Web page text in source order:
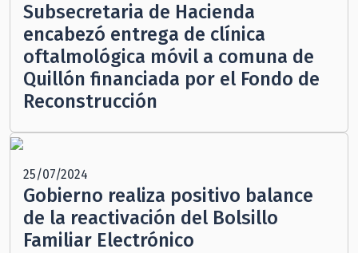
Subsecretaria de Hacienda
encabezó entrega de clínica
oftalmológica móvil a comuna de
Quillón financiada por el Fondo de
Reconstrucción
25/07/2024
Gobierno realiza positivo balance
de la reactivación del Bolsillo
Familiar Electrónico